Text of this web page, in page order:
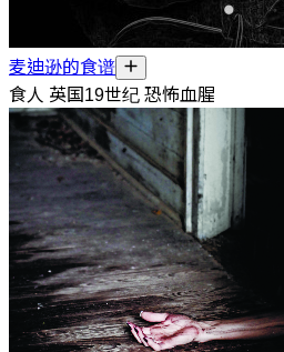
麦迪逊的食谱
食人 英国19世纪 恐怖血腥